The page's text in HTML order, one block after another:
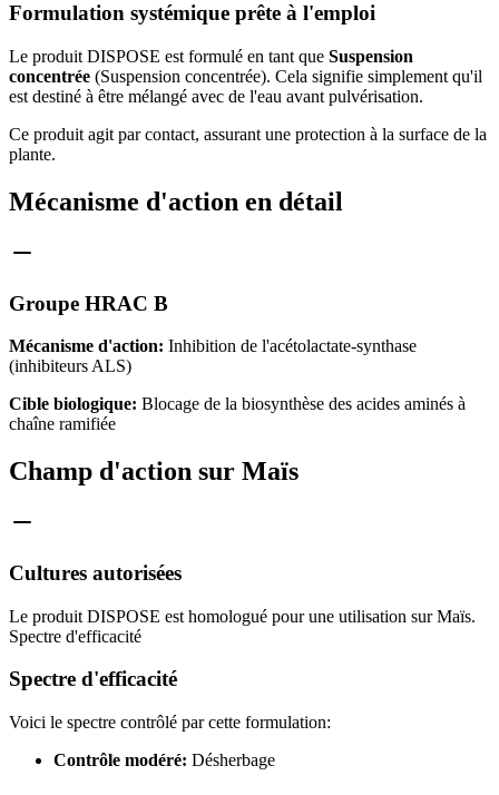
Formulation systémique prête à l'emploi
Le produit DISPOSE est formulé en tant que Suspension
concentrée (Suspension concentrée). Cela signifie simplement qu'il
est destiné à être mélangé avec de l'eau avant pulvérisation.
Ce produit agit par contact, assurant une protection à la surface de la
plante.
Mécanisme d'action en détail
Groupe HRAC B
Mécanisme d'action: Inhibition de l'acétolactate-synthase
(inhibiteurs ALS)
Cible biologique: Blocage de la biosynthèse des acides aminés à
chaîne ramifiée
Champ d'action sur Maïs
Cultures autorisées
Le produit DISPOSE est homologué pour une utilisation sur Maïs.
Spectre d'efficacité
Spectre d'efficacité
Voici le spectre contrôlé par cette formulation:
Contrôle modéré: Désherbage